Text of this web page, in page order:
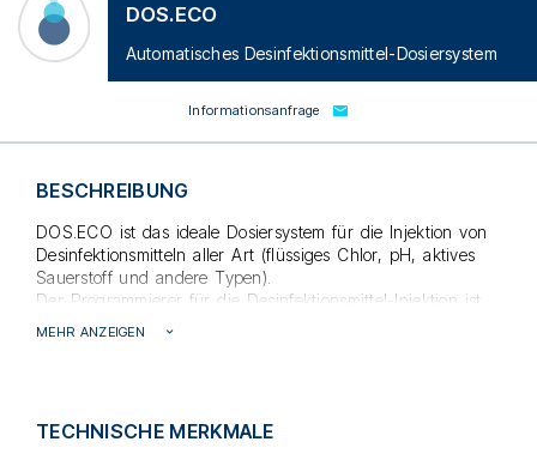
DOS.ECO
Automatisches Desinfektionsmittel-Dosiersystem
BESCHREIBUNG
DOS.ECO ist das ideale Dosiersystem für die Injektion von
Desinfektionsmitteln aller Art (flüssiges Chlor, pH, aktives
Sauerstoff und andere Typen).
Der Programmierer für die Desinfektionsmittel-Injektion ist
in einem ABS-Gehäuse mit IP65-Schutzklasse integriert,
Inbetriebnahme des Geräts programmiert und kann auf
MEHR ANZEIGEN
Informationsanfrage
TECHNISCHE MERKMALE